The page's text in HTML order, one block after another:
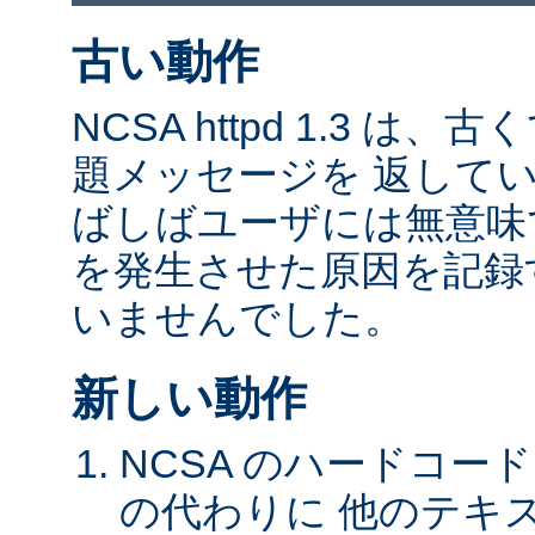
古い動作
NCSA httpd 1.3 は、古
題メッセージを 返して
ばしばユーザには無意
を発生させた原因を記
いませんでした。
新しい動作
NCSA のハードコー
の代わりに 他のテキ